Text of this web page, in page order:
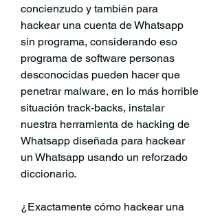
concienzudo y también para
hackear una cuenta de Whatsapp
sin programa, considerando eso
programa de software personas
desconocidas pueden hacer que
penetrar malware, en lo más horrible
situación track-backs, instalar
nuestra herramienta de hacking de
Whatsapp diseñada para hackear
un Whatsapp usando un reforzado
diccionario.
¿Exactamente cómo hackear una